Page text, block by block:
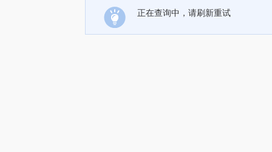
正在查询中，请刷新重试